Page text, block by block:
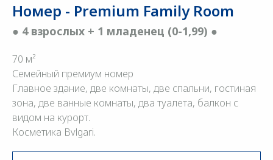
Номер - Premium Family Room
● 4взрослых + 1 младенец (0-1,99) ●
70 м²
Семейный премиум номер
Главное здание, две комнаты, две спальни, гостиная
зона, две ванные комнаты, два туалета, балкон с
видом на курорт.
Косметика Bvlgari.